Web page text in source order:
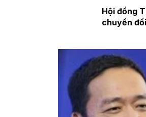
Hội đồng
chuyển